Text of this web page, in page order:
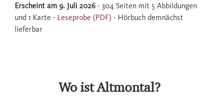
Erscheint am 9. Juli 2026 - 304 Seiten mit 5 Abbildungen
und 1 Karte - Leseprobe (PDF) - Hörbuch demnächst
lieferbar
Wo ist Altmontal?